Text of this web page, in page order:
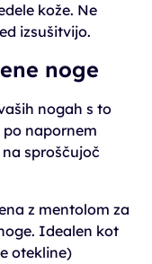
kože. Ne
izsušitvijo.
noge
nogah s to
napornem
sproščujoč
z mentolom za
Idealen kot
otekline)